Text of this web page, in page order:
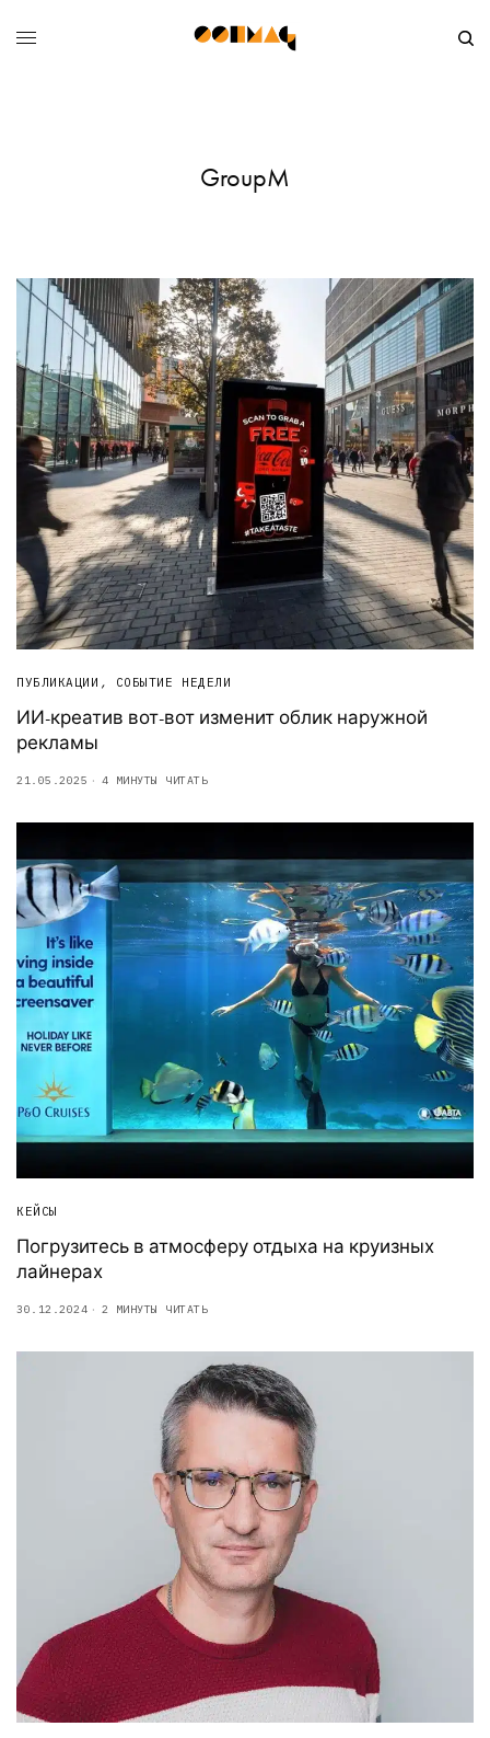
GroupM
ПУБЛИКАЦИИ , СОБЫТИЕ НЕДЕЛИ
ИИ-креатив вот-вот изменит облик наружной
рекламы
21.05.2025 4 МИНУТЫ ЧИТАТЬ
КЕЙСЫ
Погрузитесь в атмосферу отдыха на круизных
лайнерах
30.12.2024 2 МИНУТЫ ЧИТАТЬ